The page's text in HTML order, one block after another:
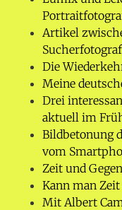
Artikel
Die
Meine
Drei
aktuell im
Bildbetonung
vom
Zeit und
Kann man Zeit
Mit Albert